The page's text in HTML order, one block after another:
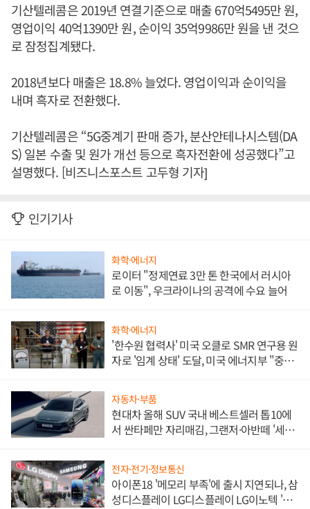
기산텔레콤은 2019년 연결기준으로 매출 670억5495만 원,
영업이익 40억1390만 원, 순이익 35억9986만 원을 낸 것으
로 잠정집계됐다.
2018년보다 매출은 18.8% 늘었다. 영업이익과 순이익을
내며 흑자로 전환했다.
기산텔레콤은 “5G중계기 판매 증가, 분산안테나시스템(DA
S) 일본 수출 및 원가 개선 등으로 흑자전환에 성공했다”고
설명했다. [비즈니스포스트 고두형 기자]
인기기사
화학·에너지
로이터 "정제연료 3만 톤 한국에서 러시아
로 이동", 우크라이나의 공격에 수요 늘어
화학·에너지
'한수원 협력사' 미국 오클로 SMR 연구용 원
자로 '임계 상태' 도달, 미국 에너지부 "중요
자동차·부품
현대차 올해 SUV 국내 베스트셀러 톱10에
서 싼타페만 자리매김, 그랜저·아반떼 '세단
전자·전기·정보통신
아이폰18 '메모리 부족'에 출시 지연되나, 삼
성디스플레이 LG디스플레이 LG이노텍 '탈